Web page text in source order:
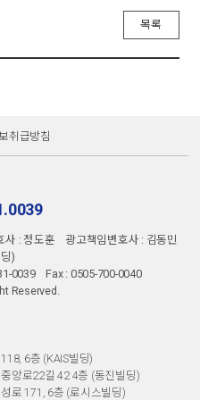
목록
취급방침
사 : 정도훈
광고책임변호사 : 김동민
)
0039
Fax : 0505-700-0040
Reserved.
6층 (KAIS빌딩)
앙로22길 42 4층 (동진빌딩)
로 171, 6층 (로시스빌딩)